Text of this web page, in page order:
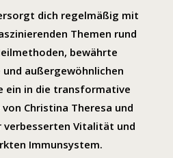
dich regelmäßig mit
Themen rund
bewährte
außergewöhnlichen
ein in die transformative
Christina Theresa und
Vitalität und
Immunsystem.